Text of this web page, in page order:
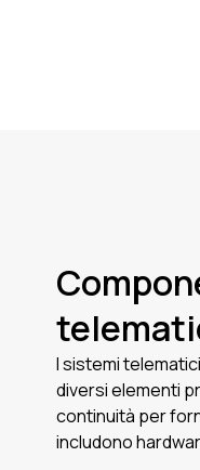
I sistemi
diversi elementi
continuità per
includono